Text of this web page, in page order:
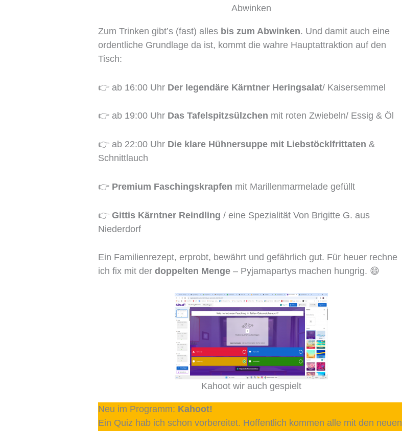
Abwinken
Zum Trinken gibt’s (fast) alles bis zum Abwinken. Und damit auch eine
ordentliche Grundlage da ist, kommt die wahre Hauptattraktion auf den
Tisch:
👉 ab 16:00 Uhr Der legendäre Kärntner Heringsalat/ Kaisersemmel
👉 ab 19:00 Uhr Das Tafelspitzsülzchen mit roten Zwiebeln/ Essig & Öl
👉 ab 22:00 Uhr Die klare Hühnersuppe mit Liebstöcklfrittaten &
Schnittlauch
👉 Premium Faschingskrapfen mit Marillenmarmelade gefüllt
👉Gittis Kärntner Reindling / eine Spezialität Von Brigitte G. aus
Niederdorf
Ein Familienrezept, erprobt, bewährt und gefährlich gut. Für heuer rechne
ich fix mit derdoppelten Menge – Pyjamapartys machen hungrig. 😄
Kahoot wir auch gespielt
Neu im Programm: Kahoot!
Ein Quiz hab ich schon vorbereitet. Hoffentlich kommen alle mit den neuen